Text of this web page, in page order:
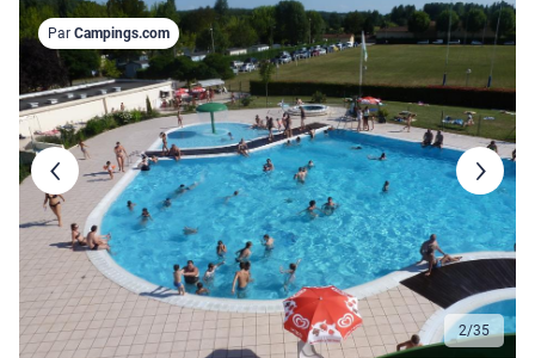
2/35
Par Campings.com